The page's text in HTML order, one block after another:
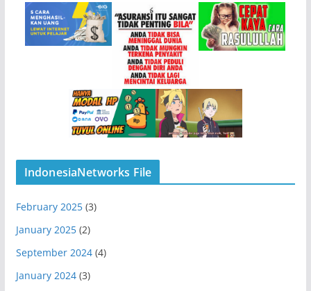
IndonesiaNetworks File
February 2025(3)
January 2025(2)
September 2024(4)
January 2024(3)